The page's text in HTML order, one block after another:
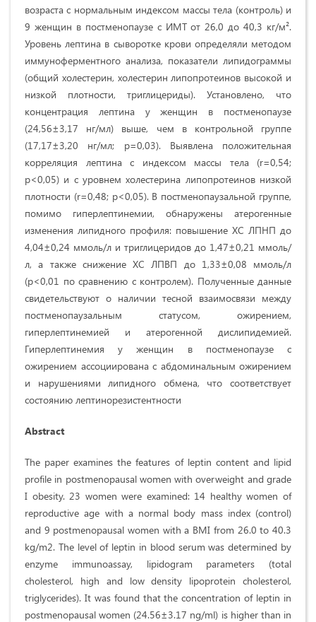
возраста с нормальным индексом массы тела (контроль) и
9 женщин в постменопаузе с ИМТ от 26,0 до 40,3 кг/м².
Уровень лептина в сыворотке крови определяли методом
иммуноферментного анализа, показатели липидограммы
(общий холестерин, холестерин липопротеинов высокой и
низкой плотности, триглицериды). Установлено, что
концентрация лептина у женщин в постменопаузе
(24,56±3,17 нг/мл) выше, чем в контрольной группе
(17,17±3,20 нг/мл; p=0,03). Выявлена положительная
корреляция лептина с индексом массы тела (r=0,54;
p<0,05) и с уровнем холестерина липопротеинов низкой
плотности (r=0,48; p<0,05). В постменопаузальной группе,
помимо гиперлептинемии, обнаружены атерогенные
изменения липидного профиля: повышение ХС ЛПНП до
4,04±0,24 ммоль/л и триглицеридов до 1,47±0,21 ммоль/
л, а также снижение ХС ЛПВП до 1,33±0,08 ммоль/л
(p<0,01 по сравнению с контролем). Полученные данные
свидетельствуют о наличии тесной взаимосвязи между
постменопаузальным статусом, ожирением,
гиперлептинемией и атерогенной дислипидемией.
Гиперлептинемия у женщин в постменопаузе с
ожирением ассоциирована с абдоминальным ожирением
и нарушениями липидного обмена, что соответствует
состоянию лептинорезистентности
Abstract
The paper examines the features of leptin content and lipid
profile in postmenopausal women with overweight and grade
I obesity. 23 women were examined: 14 healthy women of
reproductive age with a normal body mass index (control)
and 9 postmenopausal women with a BMI from 26.0 to 40.3
kg/m2. The level of leptin in blood serum was determined by
enzyme immunoassay, lipidogram parameters (total
cholesterol, high and low density lipoprotein cholesterol,
triglycerides). It was found that the concentration of leptin in
postmenopausal women (24.56±3.17 ng/ml) is higher than in